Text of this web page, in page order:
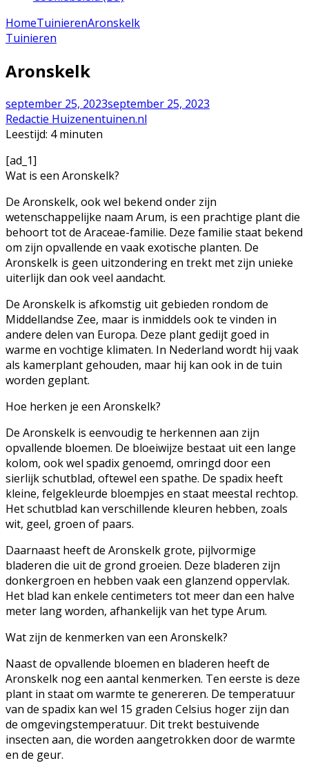
HomeTuinierenAronskelk
Tuinieren
Aronskelk
september 25, 2023september 25, 2023
Redactie Huizenentuinen.nl
Leestijd: 4 minuten
[ad_1]
Wat is een Aronskelk?
De Aronskelk, ook wel bekend onder zijn
wetenschappelijke naam Arum, is een prachtige plant die
behoort tot de Araceae-familie. Deze familie staat bekend
om zijn opvallende en vaak exotische planten. De
Aronskelk is geen uitzondering en trekt met zijn unieke
uiterlijk dan ook veel aandacht.
De Aronskelk is afkomstig uit gebieden rondom de
Middellandse Zee, maar is inmiddels ook te vinden in
andere delen van Europa. Deze plant gedijt goed in
warme en vochtige klimaten. In Nederland wordt hij vaak
als kamerplant gehouden, maar hij kan ook in de tuin
worden geplant.
Hoe herken je een Aronskelk?
De Aronskelk is eenvoudig te herkennen aan zijn
opvallende bloemen. De bloeiwijze bestaat uit een lange
kolom, ook wel spadix genoemd, omringd door een
sierlijk schutblad, oftewel een spathe. De spadix heeft
kleine, felgekleurde bloempjes en staat meestal rechtop.
Het schutblad kan verschillende kleuren hebben, zoals
wit, geel, groen of paars.
Daarnaast heeft de Aronskelk grote, pijlvormige
bladeren die uit de grond groeien. Deze bladeren zijn
donkergroen en hebben vaak een glanzend oppervlak.
Het blad kan enkele centimeters tot meer dan een halve
meter lang worden, afhankelijk van het type Arum.
Wat zijn de kenmerken van een Aronskelk?
Naast de opvallende bloemen en bladeren heeft de
Aronskelk nog een aantal kenmerken. Ten eerste is deze
plant in staat om warmte te genereren. De temperatuur
van de spadix kan wel 15 graden Celsius hoger zijn dan
de omgevingstemperatuur. Dit trekt bestuivende
insecten aan, die worden aangetrokken door de warmte
en de geur.